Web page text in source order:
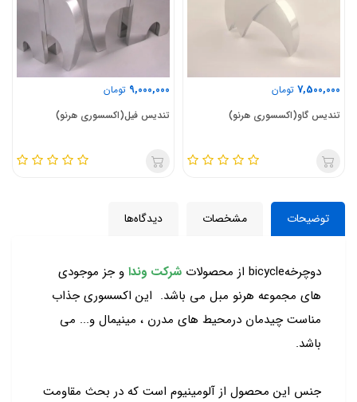
9,000,000
تندیس فیل(اکسسوری هرنو)
16,000,000
تندیس گوزن(اکسسوری هرنو)
توضیحات مشخصات دیدگاه‌ها
دوچرخهbicycle از محصولات شرکت وندا و جز موجودی
های مجموعه هرنو مبل می باشد. این اکسسوری جذاب
مناست چیدمان درمحیط های مدرن ، مینیمال و... می
باشد.
جنس این محصول از آلومینیوم است که در بحث مقاومت